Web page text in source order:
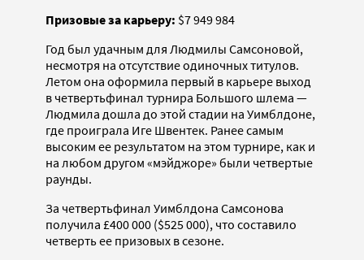
Призовые за карьеру: $7 949 984
Год был удачным для Людмилы Самсоновой,
несмотря на отсутствие одиночных титулов.
Летом она оформила первый в карьере выход
в четвертьфинал турнира Большого шлема —
Людмила дошла до этой стадии на Уимблдоне,
где проиграла Иге Швентек. Ранее самым
высоким ее результатом на этом турнире, как и
на любом другом «мэйджоре» были четвертые
раунды.
За четвертьфинал Уимблдона Самсонова
получила £400 000 ($525 000), что составило
четверть ее призовых в сезоне.